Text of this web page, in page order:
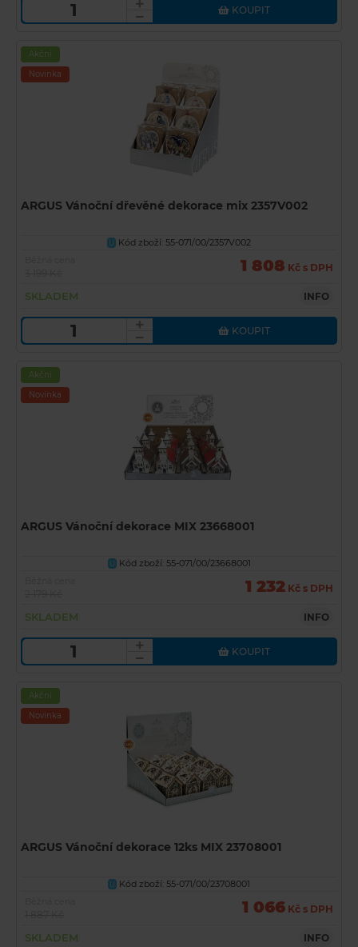
KOUPIT
Akční
Novinka
ARGUS Vánoční dřevěné dekorace mix 2357V002
U
Kód zboží: 55-071/00/2357V002
1 808 Kč s DPH
SKLADEM INFO
KOUPIT
Akční
Novinka
ARGUS Vánoční dekorace MIX 23668001
U Kód zboží: 55-071/00/23668001
1 232 Kč s DPH
SKLADEM INFO
KOUPIT
Akční
Novinka
ARGUS Vánoční dekorace 12ks MIX 23708001
U
Kód zboží: 55-071/00/23708001
1 066 Kč s DPH
SKLADEM INFO